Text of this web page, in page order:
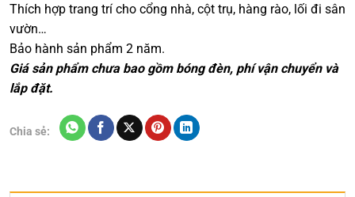
Thích hợp trang trí cho cổng nhà, cột trụ, hàng rào, lối đi sân
vườn…
Bảo hành sản phẩm 2 năm.
Giá sản phẩm chưa bao gồm bóng đèn, phí vận chuyển và
lắp đặt.
Chia sẻ: